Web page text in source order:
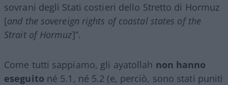
sovrani degli Stati costieri dello Stretto di Hormuz
[and the sovereign rights of coastal states of the
Strait of Hormuz]”.
Come tutti sappiamo, gli ayatollah non hanno
eseguito né 5.1, né 5.2 (e, perciò, sono stati puniti